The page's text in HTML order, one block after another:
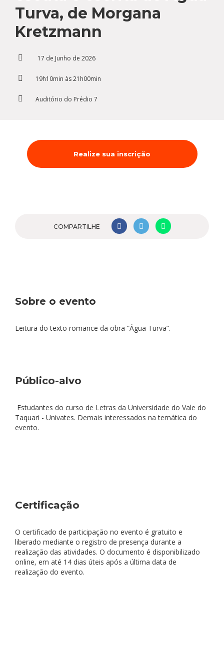
de Idiomas
Médicas
Conosco
& Você - Comunidade
Gustavo Adolfo
Turva, de Morgana
Kretzmann
17 de Junho de 2026
19h10min às 21h00min
Auditório do Prédio 7
Realize sua inscrição
COMPARTILHE
Sobre o evento
Leitura do texto romance da obra “Água Turva”.
Público-alvo
Estudantes do curso de Letras da Universidade do Vale do
Taquari - Univates. Demais interessados na temática do
evento.
Certificação
O certificado de participação no evento é gratuito e
liberado mediante o registro de presença durante a
realização das atividades. O documento é disponibilizado
online, em até 14 dias úteis após a última data de
realização do evento.